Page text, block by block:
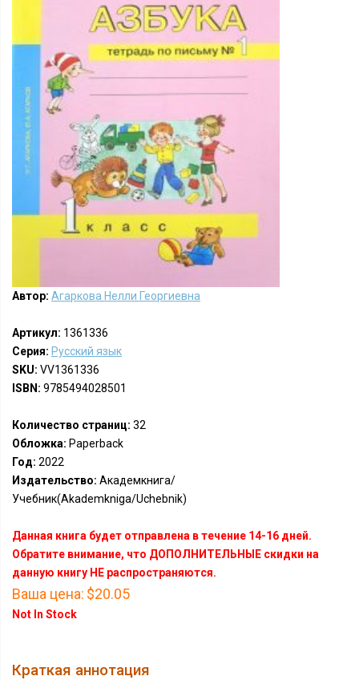
Автор: Агаркова Нелли Георгиевна
Артикул: 1361336
Серия: Русский язык
SKU: VV1361336
ISBN: 9785494028501
Количество страниц: 32
Обложка: Paperback
Год: 2022
Издательство: Академкнига/
Учебник(Akademkniga/Uchebnik)
Данная книга будет отправлена в течение 14-16 дней.
Обратите внимание, что ДОПОЛНИТЕЛЬНЫЕ скидки на
данную книгу НЕ распространяются.
Ваша цена: $20.05
Not In Stock
Краткая аннотация